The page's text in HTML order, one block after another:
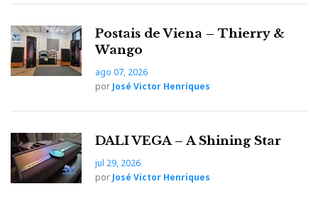
Postais de Viena – Thierry &
Wango
ago 07, 2026
por José Victor Henriques
DALI VEGA – A Shining Star
jul 29, 2026
por José Victor Henriques